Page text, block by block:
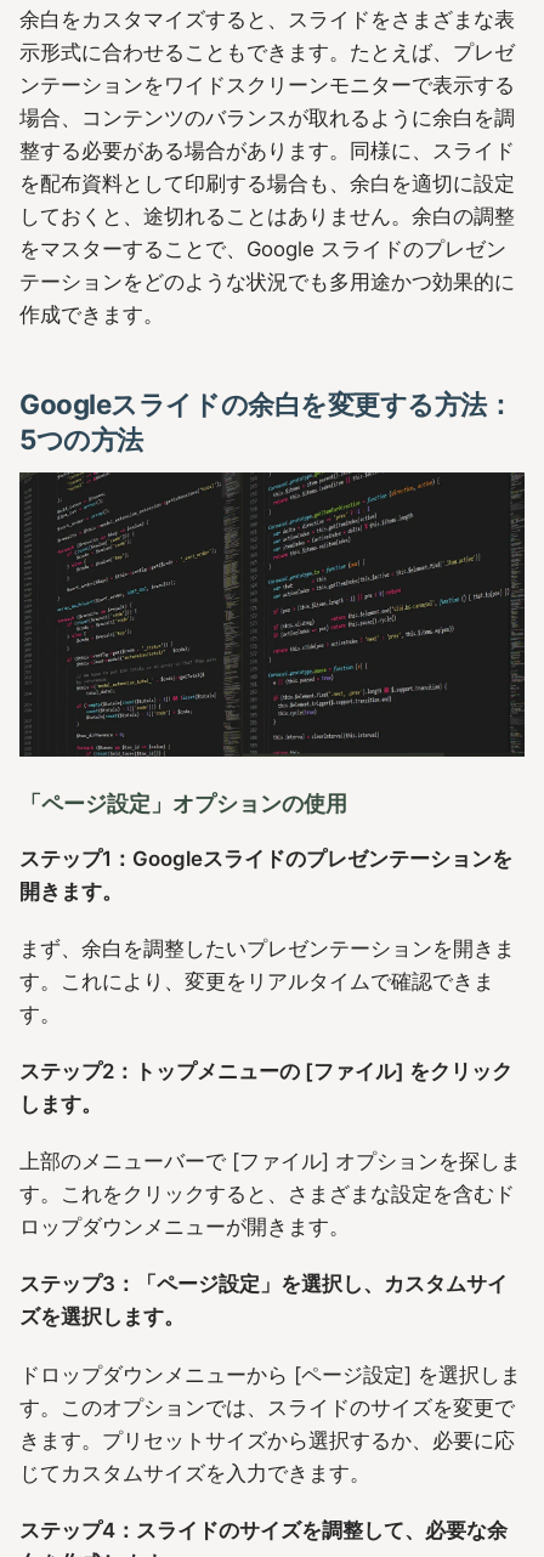
余白をカスタマイズすると、スライドをさまざまな表
示形式に合わせることもできます。たとえば、プレゼ
ンテーションをワイドスクリーンモニターで表示する
場合、コンテンツのバランスが取れるように余白を調
整する必要がある場合があります。同様に、スライド
を配布資料として印刷する場合も、余白を適切に設定
しておくと、途切れることはありません。余白の調整
をマスターすることで、Google スライドのプレゼン
テーションをどのような状況でも多用途かつ効果的に
作成できます。
Googleスライドの余白を変更する方法：
5つの方法
「ページ設定」オプションの使用
ステップ1：Googleスライドのプレゼンテーションを
開きます。
まず、余白を調整したいプレゼンテーションを開きま
す。これにより、変更をリアルタイムで確認できま
す。
ステップ2：トップメニューの [ファイル] をクリック
します。
上部のメニューバーで [ファイル] オプションを探しま
す。これをクリックすると、さまざまな設定を含むド
ロップダウンメニューが開きます。
ステップ3：「ページ設定」を選択し、カスタムサイ
ズを選択します。
ドロップダウンメニューから [ページ設定] を選択しま
す。このオプションでは、スライドのサイズを変更で
きます。プリセットサイズから選択するか、必要に応
じてカスタムサイズを入力できます。
ステップ4：スライドのサイズを調整して、必要な余